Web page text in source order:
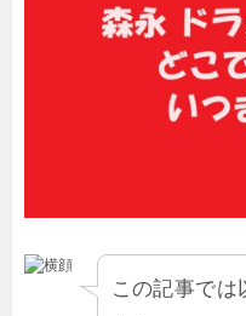
この記事では